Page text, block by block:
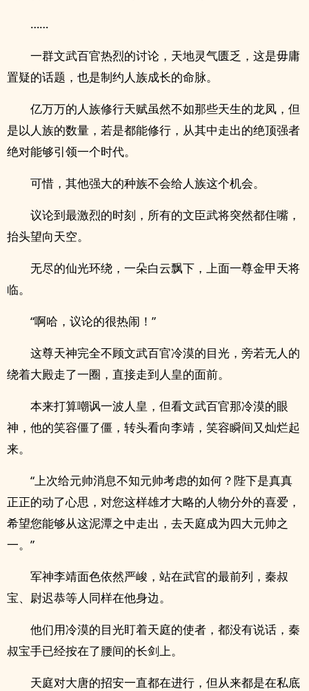
……
一群文武百官热烈的讨论，天地灵气匮乏，这是毋庸
置疑的话题，也是制约人族成长的命脉。
亿万万的人族修行天赋虽然不如那些天生的龙凤，但
是以人族的数量，若是都能修行，从其中走出的绝顶强者
绝对能够引领一个时代。
可惜，其他强大的种族不会给人族这个机会。
议论到最激烈的时刻，所有的文臣武将突然都住嘴，
抬头望向天空。
无尽的仙光环绕，一朵白云飘下，上面一尊金甲天将
临。
“啊哈，议论的很热闹！”
这尊天神完全不顾文武百官冷漠的目光，旁若无人的
绕着大殿走了一圈，直接走到人皇的面前。
本来打算嘲讽一波人皇，但看文武百官那冷漠的眼
神，他的笑容僵了僵，转头看向李靖，笑容瞬间又灿烂起
来。
“上次给元帅消息不知元帅考虑的如何？陛下是真真
正正的动了心思，对您这样雄才大略的人物分外的喜爱，
希望您能够从这泥潭之中走出，去天庭成为四大元帅之
一。”
军神李靖面色依然严峻，站在武官的最前列，秦叔
宝、尉迟恭等人同样在他身边。
他们用冷漠的目光盯着天庭的使者，都没有说话，秦
叔宝手已经按在了腰间的长剑上。
天庭对大唐的招安一直都在进行，但从来都是在私底